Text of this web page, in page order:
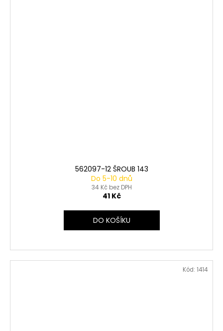
562097-12 ŠROUB 143
Do 5-10 dnů
34 Kč bez DPH
41 Kč
DO KOŠÍKU
Kód: 1414